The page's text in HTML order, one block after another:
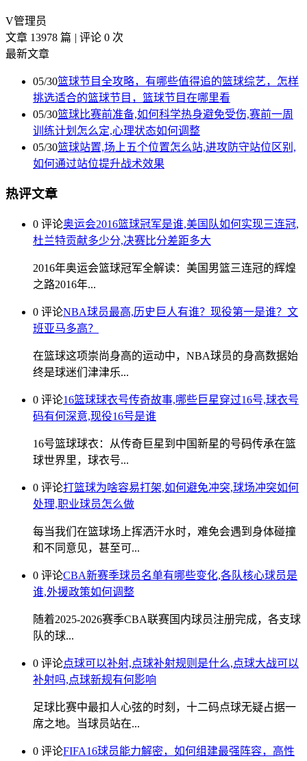
V管理员
文章 13978 篇 | 评论 0 次
最新文章
05/30篮球节目全攻略，有哪些值得追的篮球综艺，怎样
挑选适合的篮球节目，篮球节目在哪里看
05/30篮球比赛前准备,如何科学热身避免受伤,赛前一周
训练计划怎么定,心理状态如何调整
05/30篮球站置,场上五个位置怎么站,进攻防守站位区别,
如何通过站位提升战术效果
热评文章
0 评论奥运会2016篮球冠军是谁,美国队如何实现三连冠,
杜兰特贡献多少分,决赛比分差距多大
2016年奥运会篮球冠军全解读：美国男篮三连冠的辉煌
之路2016年...
0 评论NBA球员最高,历史巨人有谁？现役第一是谁？文
班亚马多高？
在篮球这项崇尚身高的运动中，NBA球员的身高数据始
终是球迷们津津乐...
0 评论16篮球球衣号传奇故事,哪些巨星穿过16号,球衣号
码有何深意,现役16号是谁
16号篮球球衣：从传奇巨星到中国新星的号码传承在篮
球世界里，球衣号...
0 评论打篮球为啥容易打架,如何避免冲突,球场冲突如何
处理,职业球员怎么做
每当我们在篮球场上挥洒汗水时，难免会遇到身体碰撞
和不同意见，甚至可...
0 评论CBA新赛季球员名单有哪些变化,各队核心球员是
谁,外援政策如何调整
随着2025-2026赛季CBA联赛国内球员注册完成，各支球
队的球...
0 评论点球可以补射,点球补射规则是什么,点球大战可以
补射吗,点球新规有何影响
足球比赛中最扣人心弦的时刻，十二码点球无疑占据一
席之地。当球员站在...
0 评论FIFA16球员能力解密，如何组建最强阵容，高性